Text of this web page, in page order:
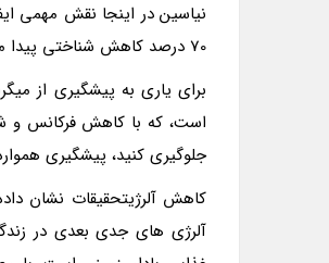
نیاسین در اینجا نقش مهمی
70 درصد کاهش شناختی پیدا می نمایند و به بیماری آلزایمر و مشابه دچار می شوند.
برای یاری به پیشگیری از
است، که با کاهش فرکانس و
جلوگیری کنید، پیشگیری
کاهش آلرژیتحقیقات نشان
آلرژی های جدی بعدی در